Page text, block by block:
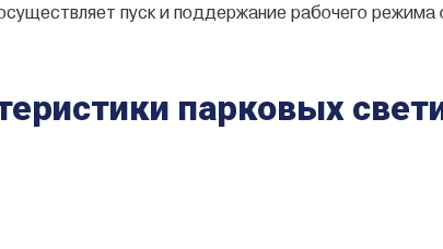
пуск и поддержание рабочего режима
парковых